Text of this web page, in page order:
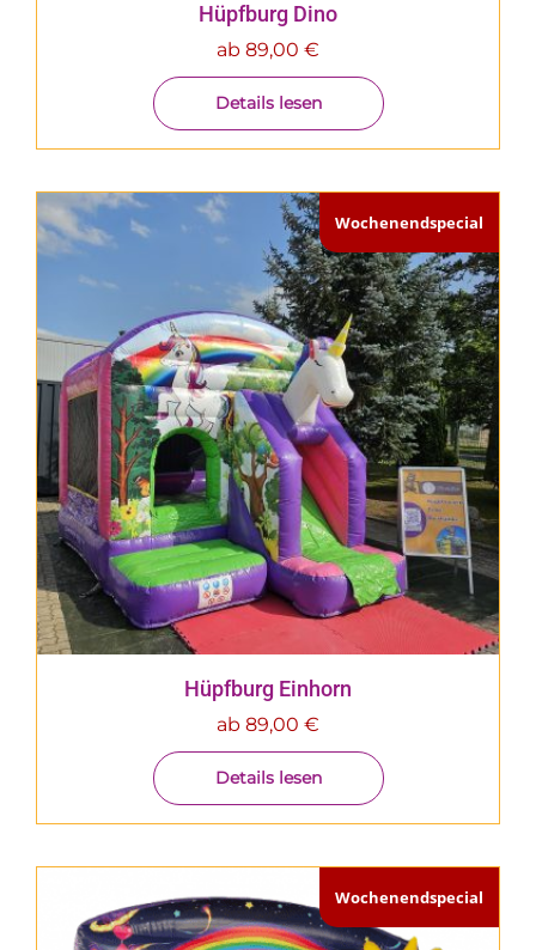
Hüpfburg Dino
ab 89,00 €
Details lesen
Wochenendspecial
Hüpfburg Einhorn
ab 89,00 €
Details lesen
Wochenendspecial